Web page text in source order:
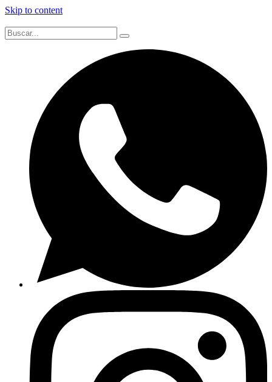
Skip to content